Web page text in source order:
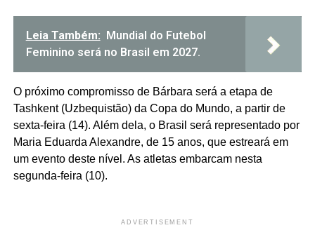
Leia Também: Mundial do Futebol
Feminino será no Brasil em 2027.
O próximo compromisso de Bárbara será a etapa de
Tashkent (Uzbequistão) da Copa do Mundo, a partir de
sexta-feira (14). Além dela, o Brasil será representado por
Maria Eduarda Alexandre, de 15 anos, que estreará em
um evento deste nível. As atletas embarcam nesta
segunda-feira (10).
ADVERTISEMENT